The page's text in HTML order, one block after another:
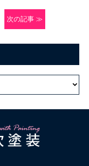
次の記事 ≫